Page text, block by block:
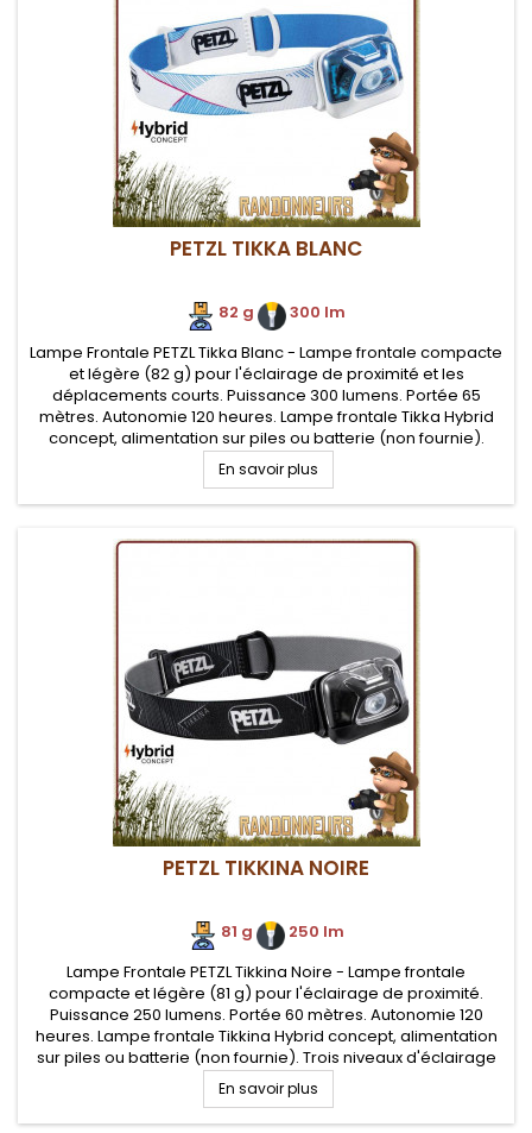
PETZL TIKKA BLANC
82 g
300 lm
Lampe Frontale PETZL Tikka Blanc - Lampe frontale compacte
et légère (82 g) pour l'éclairage de proximité et les
déplacements courts. Puissance 300 lumens. Portée 65
mètres. Autonomie 120 heures. Lampe frontale Tikka Hybrid
concept, alimentation sur piles ou batterie (non fournie).
Quatre niveaux d'éclairage (x3 blancs, 1x rouge)
En savoir plus
PETZL TIKKINA NOIRE
81 g . 250 lm
Lampe Frontale PETZL Tikkina Noire - Lampe frontale
compacte et légère (81 g) pour l'éclairage de proximité.
Puissance 250 lumens. Portée 60 mètres. Autonomie 120
heures. Lampe frontale Tikkina Hybrid concept, alimentation
sur piles ou batterie (non fournie). Trois niveaux d'éclairage
(x3 blancs)
En savoir plus